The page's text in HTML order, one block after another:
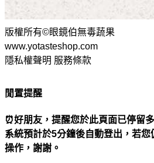
版權所有©眼鏡伯無毒蔬果
www.yotasteshop.com
隱私權聲明 服務條款
閒置提醒
⏰好朋友，提醒您於此頁面已停留
系統預計於5分鐘後自動登出，若
操作，謝謝。